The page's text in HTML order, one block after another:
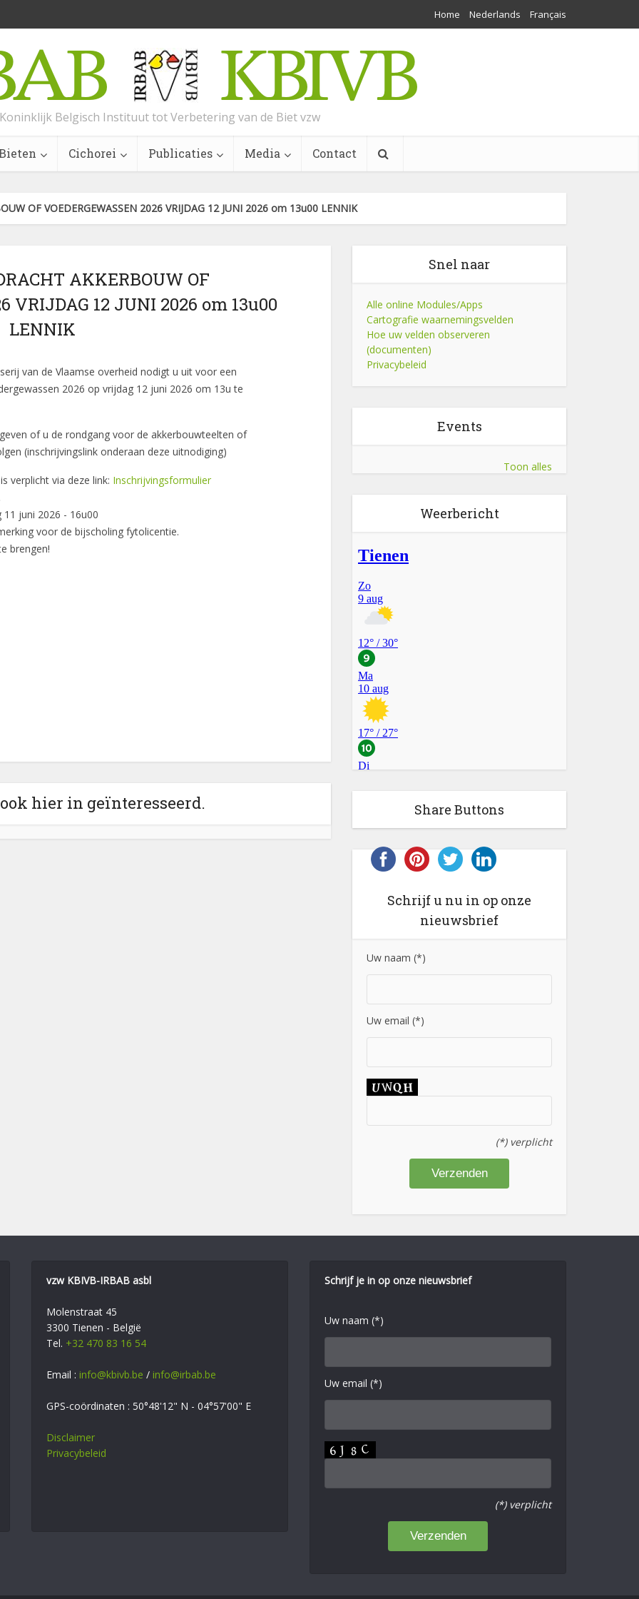
Home Nederlands Français
Koninklijk Belgisch Instituut tot Verbetering van de Biet vzw
Cichorei Publicaties Media Contact
OF VOEDERGEWASSEN 2026 VRIJDAG 12 JUNI 2026 om 13u00 LENNIK
AKKERBOUW OF
VRIJDAG 12 JUNI 2026 om 13u00
LENNIK
van de Vlaamse overheid nodigt u uit voor een
2026 op vrijdag 12 juni 2026 om 13u te
of u de rondgang voor de akkerbouwteelten of
(inschrijvingslink onderaan deze uitnodiging)
verplicht via deze link: Inschrijvingsformulier
juni 2026 - 16u00
voor de bijscholing fytolicentie.
brengen!
hier in geïnteresseerd.
Snel naar
Alle online Modules/Apps
Cartografie waarnemingsvelden
Hoe uw velden observeren
(documenten)
Privacybeleid
Events
Toon alles
Weerbericht
Share Buttons
Schrijf u nu in op onze
nieuwsbrief
Uw naam (*)
Uw email (*)
(*) verplicht
vzw KBIVB-IRBAB asbl
Molenstraat 45
3300 Tienen - België
Tel. +32 470 83 16 54
Email : info@kbivb.be / info@irbab.be
GPS-coördinaten : 50°48'12" N - 04°57'00" E
Disclaimer
Privacybeleid
Schrijf je in op onze nieuwsbrief
Uw naam (*)
Uw email (*)
(*) verplicht